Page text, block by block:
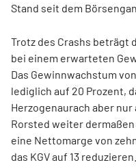
Stand seit dem
Trotz des Crashs beträgt
bei einem erwarteten
Das Gewinnwachstum
lediglich auf 20 Prozent,
Herzogenaurach aber nur
Rorsted weiter
eine Nettomarge von
das KGV auf 13 reduzieren.